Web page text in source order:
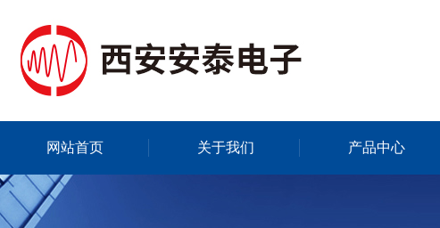
网站首页 关于我们 产品中心